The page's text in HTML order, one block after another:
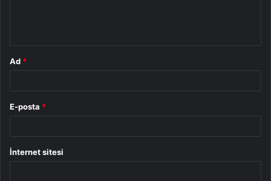
Ad *
E-posta *
İnternet sitesi